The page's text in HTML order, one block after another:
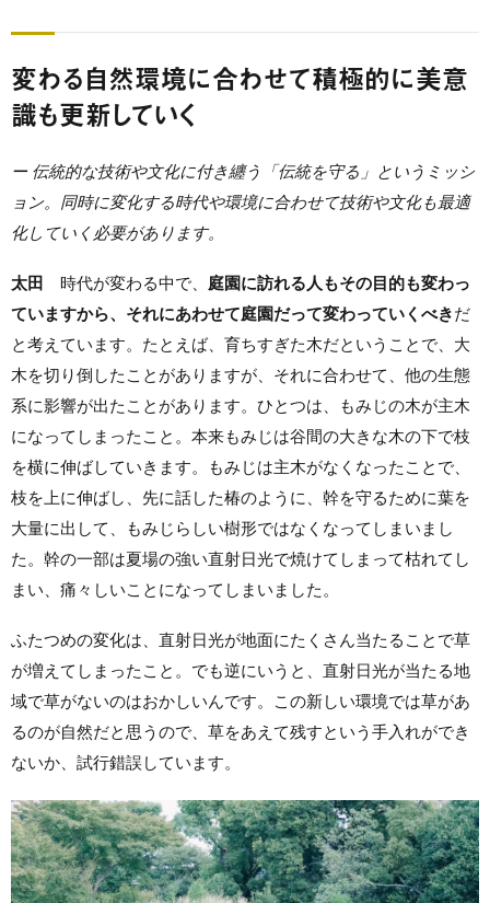
変わる自然環境に合わせて積極的に美意
識も更新していく
ー 伝統的な技術や文化に付き纏う「伝統を守る」というミッシ
ョン。同時に変化する時代や環境に合わせて技術や文化も最適
化していく必要があります。
太田 時代が変わる中で、 庭園に訪れる人もその目的も変わっ
ていますから、それにあわせて庭園だって変わっていくべきだ
と考えています。たとえば、育ちすぎた木だということで、大
木を切り倒したことがありますが、それに合わせて、他の生態
系に影響が出たことがあります。ひとつは、もみじの木が主木
になってしまったこと。本来もみじは谷間の大きな木の下で枝
を横に伸ばしていきます。もみじは主木がなくなったことで、
枝を上に伸ばし、先に話した椿のように、幹を守るために葉を
大量に出して、もみじらしい樹形ではなくなってしまいまし
た。幹の一部は夏場の強い直射日光で焼けてしまって枯れてし
まい、痛々しいことになってしまいました。
ふたつめの変化は、直射日光が地面にたくさん当たることで草
が増えてしまったこと。でも逆にいうと、直射日光が当たる地
域で草がないのはおかしいんです。この新しい環境では草があ
るのが自然だと思うので、草をあえて残すという手入れができ
ないか、試行錯誤しています。